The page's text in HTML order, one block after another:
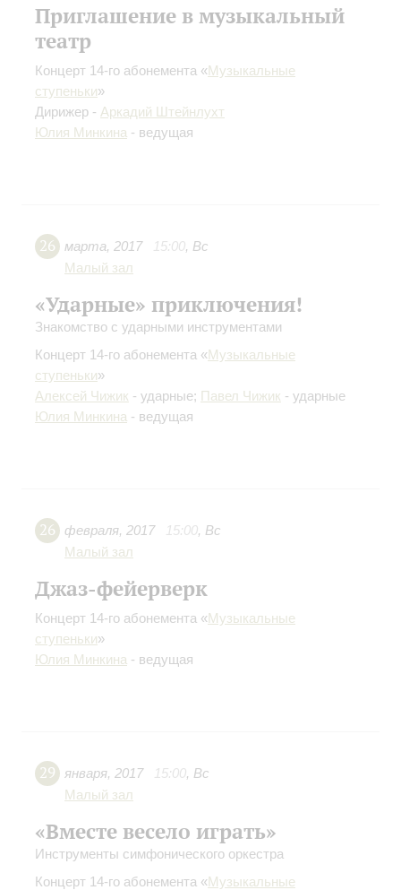
Приглашение в музыкальный
театр
Концерт 14-го абонемента «Музыкальные
ступеньки»
Дирижер - Аркадий Штейнлухт
Юлия Минкина - ведущая
26 марта, 2017 15:00, Вс
Малый зал
«Ударные» приключения!
Знакомство с ударными инструментами
Концерт 14-го абонемента «Музыкальные
ступеньки»
Алексей Чижик - ударные; Павел Чижик - ударные
Юлия Минкина - ведущая
26 февраля, 2017 15:00, Вс
Малый зал
Джаз-фейерверк
Концерт 14-го абонемента «Музыкальные
ступеньки»
Юлия Минкина - ведущая
29 января, 2017 15:00, Вс
Малый зал
«Вместе весело играть»
Инструменты симфонического оркестра
Концерт 14-го абонемента «Музыкальные